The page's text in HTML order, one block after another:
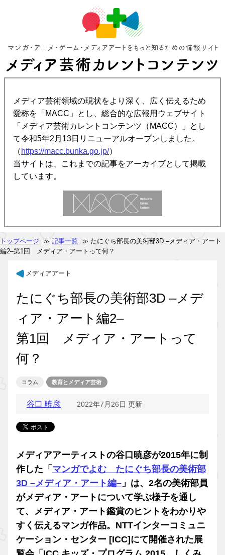
メディア芸術領域の現状をより深く、広く伝えるため
愛称を「MACC」とし、総合的な広報用ウェブサイト
「メディア芸術カレントコンテンツ（MACC）」とし
て令和5年2月13日リニューアルオープンしました。
（ https://macc.bunka.go.jp/）
当サイトは、これまでの記事をアーカイブとして掲載
しています。
トップページ ≫ 記事一覧 ≫ たにぐち部長の美術部3D –メディア・アート
編2–第1回 メディア・アートって何？
メディアアート
たにぐち部長の美術部3D –メデ
ィア・アート編2–
第1回 メディア・アートって
何？
コラム 教育とメディア芸術
谷口 暁彦 2022年7月26日 更新
メディアアーティストの谷口暁彦が2015年に制
作した「 マンガでよむ たにぐち部長の美術部
3D –メディア・アート編– 」は、2名の美術部員
がメディア・アートについて学ぶ様子を通し
て、メディア・アート鑑賞のヒントをわかりや
すく伝えるマンガ作品。NTTインターコミュニ
ケーション・センター [ICC]にて開催された展